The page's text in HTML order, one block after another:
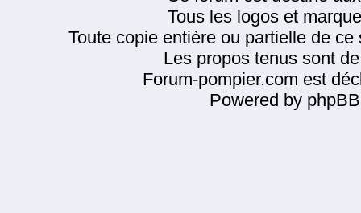
Tous les logos et
Toute copie entière ou partielle de
Les propos tenus sont
Forum-pompier.com est
Powered by